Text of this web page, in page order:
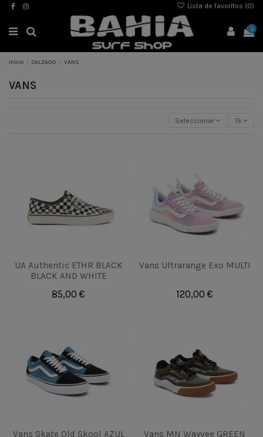
Lista de favoritos (0)
0
Inicio CALZADO VANS
VANS
Seleccionar 15
UA Authentic ETHR BLACK
BLACK AND WHITE
85,00 €
Vans Ultrarange Exo MULTI
120,00 €
Vans Skate Old Skool AZUL Vans MN Wayvee GREEN